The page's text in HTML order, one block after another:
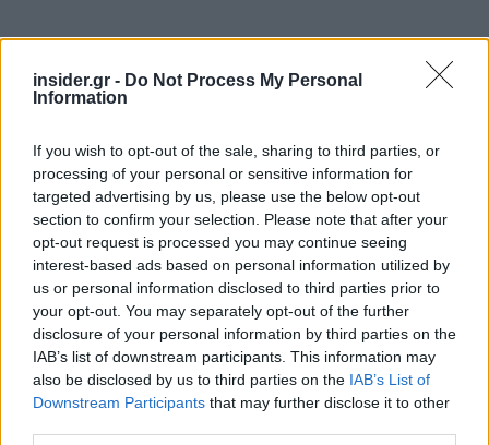
insider.gr - Do Not Process My Personal
Information
If you wish to opt-out of the sale, sharing to third parties, or
processing of your personal or sensitive information for
targeted advertising by us, please use the below opt-out
section to confirm your selection. Please note that after your
opt-out request is processed you may continue seeing
interest-based ads based on personal information utilized by
us or personal information disclosed to third parties prior to
your opt-out. You may separately opt-out of the further
disclosure of your personal information by third parties on the
IAB’s list of downstream participants. This information may
also be disclosed by us to third parties on the IAB’s List of
Downstream Participants that may further disclose it to other